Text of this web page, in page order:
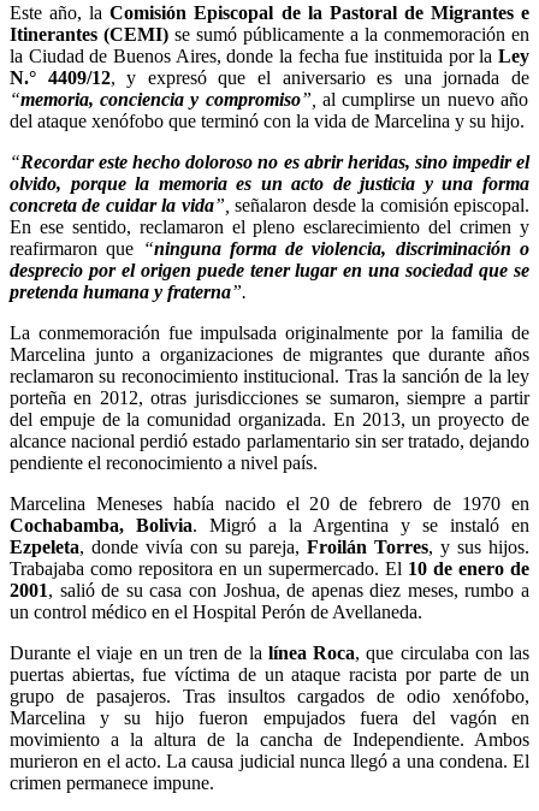
Este año, laComisión Episcopal de la Pastoral de Migrantes e
Itinerantes (CEMI) se sumó públicamente a la conmemoración en
la Ciudad de Buenos Aires, donde la fecha fue instituida por la Ley
N.° 4409/12, y expresó que el aniversario es una jornada de
“memoria, conciencia y compromiso”, al cumplirse un nuevo año
del ataque xenófobo que terminó con la vida de Marcelina y su hijo.
“Recordar este hecho doloroso no es abrir heridas, sino impedir el
olvido, porque la memoria es un acto de justicia y una forma
concreta de cuidar la vida”,señalaron desde la comisión episcopal.
En ese sentido, reclamaron el pleno esclarecimiento del crimen y
reafirmaron que “ninguna forma de violencia, discriminación o
desprecio por el origen puede tener lugar en una sociedad que se
pretenda humana y fraterna”.
La conmemoración fue impulsada originalmente por la familia de
Marcelina junto a organizaciones de migrantes que durante años
reclamaron su reconocimiento institucional. Tras la sanción de la ley
porteña en 2012, otras jurisdicciones se sumaron, siempre a partir
del empuje de la comunidad organizada. En 2013, un proyecto de
alcance nacional perdió estado parlamentario sin ser tratado, dejando
pendiente el reconocimiento a nivel país.
Marcelina Meneses había nacido el 20 de febrero de 1970 en
Cochabamba, Bolivia. Migró a la Argentina y se instaló en
Ezpeleta, donde vivía con su pareja, Froilán Torres, y sus hijos.
Trabajaba como repositora en un supermercado. El 10 de enero de
2001, salió de su casa con Joshua, de apenas diez meses, rumbo a
un control médico en el Hospital Perón de Avellaneda.
Durante el viaje en un tren de la línea Roca, que circulaba con las
puertas abiertas, fue víctima de un ataque racista por parte de un
grupo de pasajeros. Tras insultos cargados de odio xenófobo,
Marcelina y su hijo fueron empujados fuera del vagón en
movimiento a la altura de la cancha de Independiente. Ambos
murieron en el acto. La causa judicial nunca llegó a una condena. El
crimen permanece impune.